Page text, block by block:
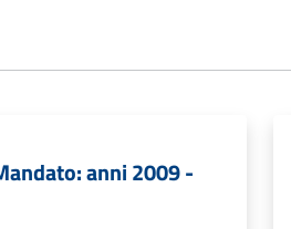
anni 2009 -